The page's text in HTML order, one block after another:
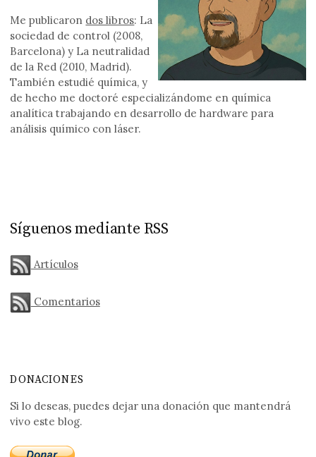
Me publicaron dos libros: La
sociedad de control (2008,
Barcelona) y La neutralidad
de la Red (2010, Madrid).
También estudié química, y
de hecho me doctoré especializándome en química
analítica trabajando en desarrollo de hardware para
análisis químico con láser.
Síguenos mediante RSS
Artículos
Comentarios
DONACIONES
Si lo deseas, puedes dejar una donación que mantendrá
vivo este blog.